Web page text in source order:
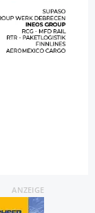
ANZEIGE